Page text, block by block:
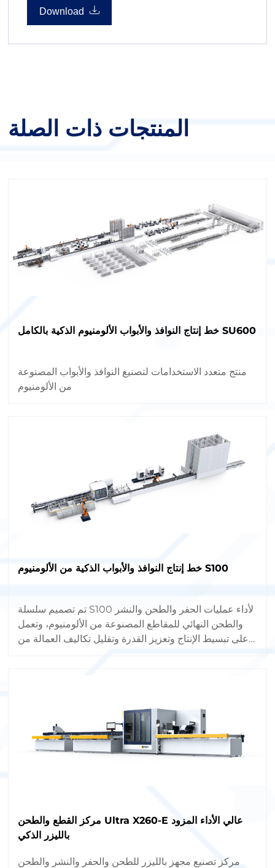
Download
المنتجات ذات الصلة
خط إنتاج النوافذ والأبواب الألومنيوم الذكية بالكامل SU600
منتج متعدد الاستخدامات لتصنيع النوافذ والأبواب المصنوعة
من الألومنيوم
خط إنتاج النوافذ والأبواب الذكية من الألومنيوم S100
تم تصميم سلسلة S100 لأداء عمليات الحفر والطحن والنشر
والطحن النهائي للمقاطع المصنوعة من الألومنيوم، وتعمل
على تبسيط الإنتاج وتعزيز القدرة وتقليل تكاليف العمالة من
مركز القطع والطحن Ultra X260-E عالي الأداء المزود
بالليزر الذكي
مركز تصنيع مجهز بالليزر للطحن والحفر والنشر والطحن